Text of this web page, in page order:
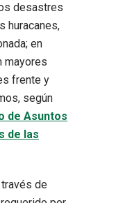
desastres
huracanes,
en
mayores
frente y
según
de Asuntos
de las
través de